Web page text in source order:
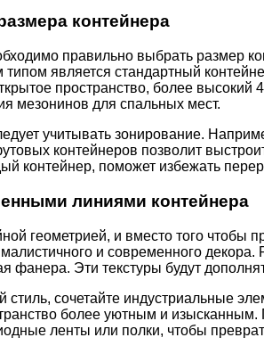
контейнера
правильно выбрать размер
является стандартный
пространство, более высокий
мезонинов для спальных мест.
учитывать зонирование.
контейнеров позволит
контейнер, поможет избежать
линиями контейнера
геометрией, и вместо того чтобы
и современного декора.
фанера. Эти текстуры будут
стиль, сочетайте индустриальные
более уютным и
ленты или полки, чтобы